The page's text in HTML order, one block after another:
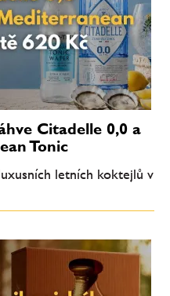
Citadelle 0,0 a
Tonic
letních koktejlů v